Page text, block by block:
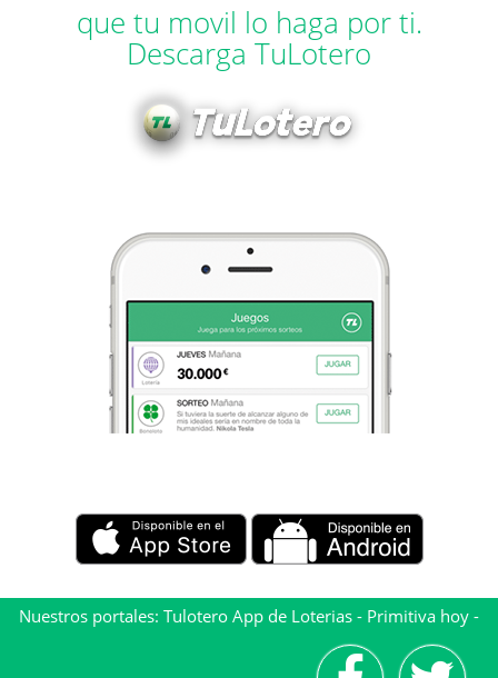
que tu movil lo haga por ti.
Descarga TuLotero
Nuestros portales: Tulotero App de Loterias - Primitiva hoy -